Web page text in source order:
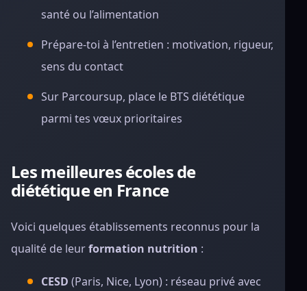
santé ou l’alimentation
Prépare-toi à l’entretien : motivation, rigueur,
sens du contact
Sur Parcoursup, place le BTS diététique
parmi tes vœux prioritaires
Les meilleures écoles de
diététique en France
Voici quelques établissements reconnus pour la
qualité de leurformation nutrition :
CESD (Paris, Nice, Lyon) : réseau privé avec